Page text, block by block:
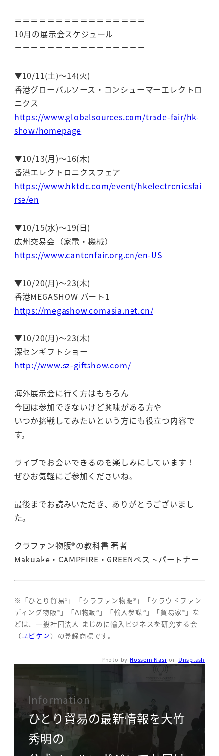
＝＝＝＝＝＝＝＝＝＝＝＝＝＝＝＝
10月の展示会スケジュール
＝＝＝＝＝＝＝＝＝＝＝＝＝＝＝＝
▼10/11(土)～14(火)
香港グローバルソース・コンシューマーエレクトロ
ニクス
https://www.globalsources.com/trade-fair/hk-
show/homepage
▼10/13(月)～16(木)
香港エレクトロニクスフェア
https://www.hktdc.com/event/hkelectronicsfai
rse/en
▼10/15(水)～19(日)
広州交易会（家電・機械）
https://www.cantonfair.org.cn/en-US
▼10/20(月)～23(木)
香港MEGASHOW パート1
https://megashow.comasia.net.cn/
▼10/20(月)～23(木)
深センギフトショー
http://www.sz-giftshow.com/
海外展示会に行く方はもちろん
今回は参加できないけど興味がある方や
いつか挑戦してみたいという方にも役立つ内容で
す。
ライブでお会いできるのを楽しみにしています！
ぜひお気軽にご参加くださいね。
最後までお読みいただき、ありがとうございまし
た。
クラファン物販®の教科書 著者
Makuake・CAMPFIRE・GREENベストパートナー
※「ひとり貿易®」「クラファン物販®」「クラウドファン
ディング物販®」「AI物販®」「輸入参謀®」「貿易家®」な
どは、一般社団法人 まじめに輸入ビジネスを研究する会
（ユビケン）の登録商標です。
Photo by Hossein Nasron Unsplash
Information
ひとり貿易の最新情報を大竹
秀明の